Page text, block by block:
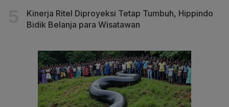
Kinerja Ritel Diproyeksi Tetap Tumbuh, Hippindo
Bidik Belanja para Wisatawan